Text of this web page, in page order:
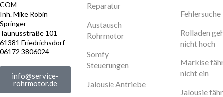
COM
Inh. Mike Robin
Springer
Taunusstraße 101
61381 Friedrichsdorf
06172 3806024
info@service-
rohrmotor.de
Reparatur
Austausch
Rohrmotor
Somfy
Steuerungen
Jalousie Antriebe
Fehlersuche
Rolladen
nicht hoch
Markise
nicht ein
Jalousie